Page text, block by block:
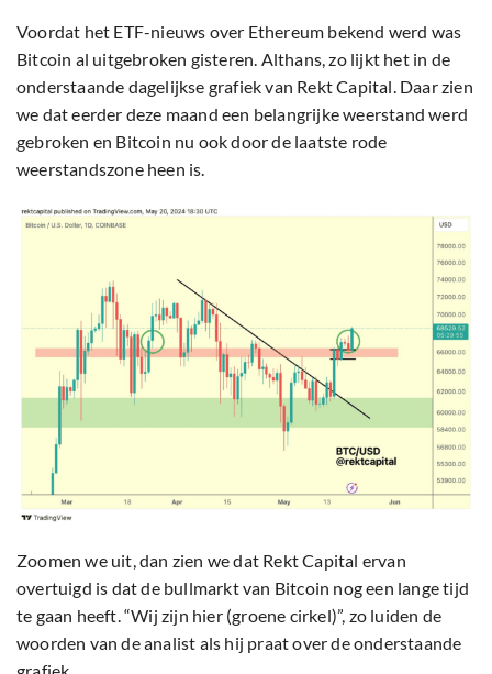
Voordat het ETF-nieuws over Ethereum bekend werd was
Bitcoin al uitgebroken gisteren. Althans, zo lijkt het in de
onderstaande dagelijkse grafiek van Rekt Capital. Daar zien
we dat eerder deze maand een belangrijke weerstand werd
gebroken en Bitcoin nu ook door de laatste rode
weerstandszone heen is.
Zoomen we uit, dan zien we dat Rekt Capital ervan
overtuigd is dat de bullmarkt van Bitcoin nog een lange tijd
te gaan heeft. “Wij zijn hier (groene cirkel)”, zo luiden de
woorden van de analist als hij praat over de onderstaande